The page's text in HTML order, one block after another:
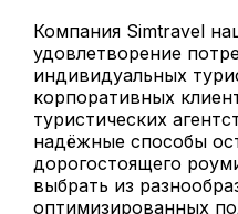
Компания Simtravel
удовлетворение
индивидуальных
корпоративных
туристических
надёжные способы
дорогостоящего
выбрать из
оптимизированных